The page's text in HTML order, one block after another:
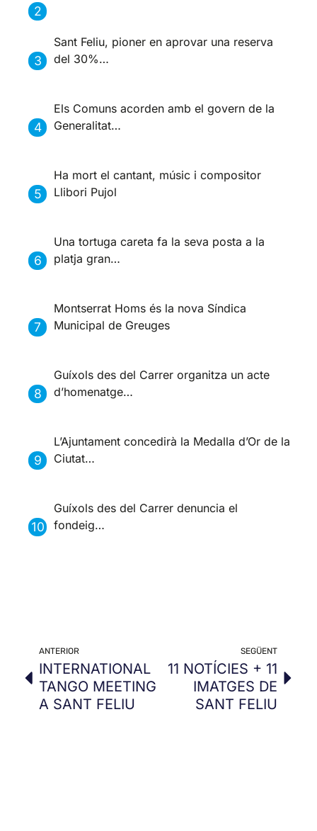
Sant Feliu, pioner en aprovar una reserva
del 30%…
Els Comuns acorden amb el govern de la
Generalitat…
Ha mort el cantant, músic i compositor
Llibori Pujol
Una tortuga careta fa la seva posta a la
platja gran…
Montserrat Homs és la nova Síndica
Municipal de Greuges
Guíxols des del Carrer organitza un acte
d’homenatge…
L’Ajuntament concedirà la Medalla d’Or de la
Ciutat…
Guíxols des del Carrer denuncia el
fondeig…
ANTERIOR
INTERNATIONAL
TANGO MEETING
A SANT FELIU
SEGÜENT
11 NOTÍCIES + 11
IMATGES DE
SANT FELIU